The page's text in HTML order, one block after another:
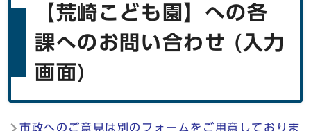
【荒崎こども園】への各
課へのお問い合わせ (入力
画面)
市政へのご意見は別のフォームをご用意しておりま